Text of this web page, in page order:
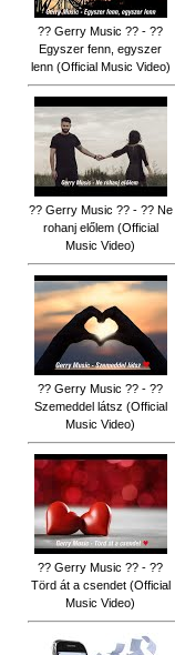
?? Gerry Music ?? - ??
Egyszer fenn, egyszer
lenn (Official Music Video)
?? Gerry Music ?? - ?? Ne
rohanj előlem (Official
Music Video)
?? Gerry Music ?? - ??
Szemeddel látsz (Official
Music Video)
?? Gerry Music ?? - ??
Törd át a csendet (Official
Music Video)